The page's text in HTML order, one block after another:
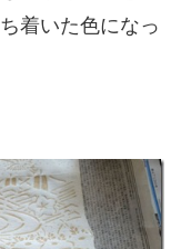
着いた色になっ